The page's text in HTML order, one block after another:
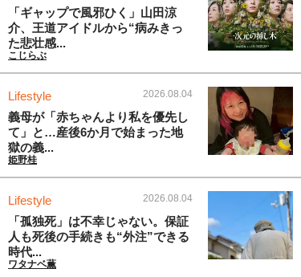
「ギャップで風邪ひく」山田涼
介、王道アイドルから“病みきっ
た悲壮感...
こじらぶ
Lifestyle 2026.08.04
義母が「赤ちゃんより私を優先し
て」と…産後6か月で始まった地
獄の義...
姫野桂
Lifestyle 2026.08.04
「孤独死」は不幸じゃない。保証
人も死後の手続きも“外注”できる
時代...
ワタナベ薫